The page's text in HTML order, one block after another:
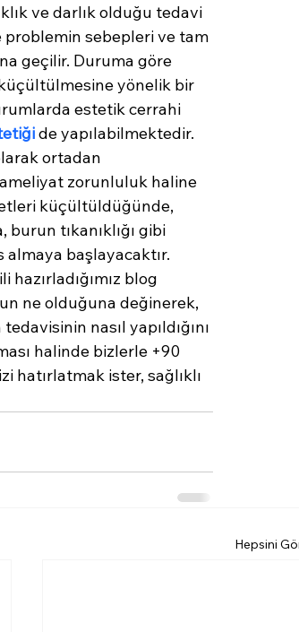
ve darlık olduğu tedavi
sebepleri ve tam
geçilir. Duruma göre
yönelik bir
estetik cerrahi
de yapılabilmektedir.
ortadan
zorunluluk haline
küçültüldüğünde,
tıkanıklığı gibi
başlayacaktır.
hazırladığımız blog
ne olduğuna değinerek,
nasıl yapıldığını
halinde bizlerle +90
hatırlatmak ister, sağlıklı
Hepsini